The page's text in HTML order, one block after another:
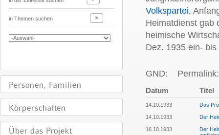
in Themen suchen
Volkspartei,
Heimatdienst gab
heimische
Dez. 1935 ein-
GND:
Datum Titel
14.10.1933 Das
14.10.1933 Der
16.10.1933
Der